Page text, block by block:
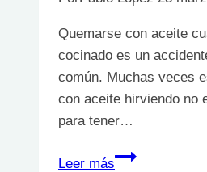
Quemarse con aceite
cocinado es un
común. Muchas veces
con aceite hirviendo no
para tener…
Leer más
Quemaduras